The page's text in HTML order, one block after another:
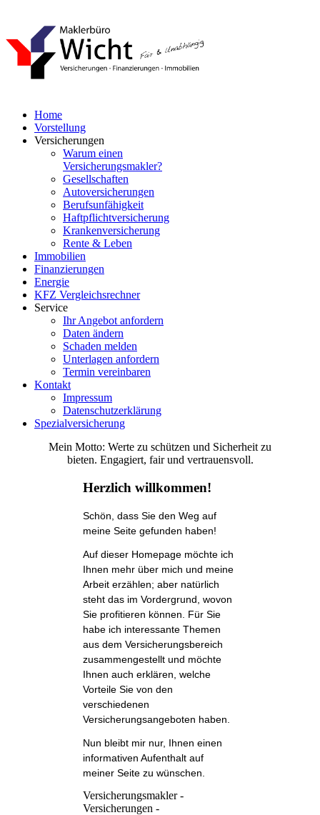
Home
Vorstellung
Versicherungen
Warum einen
Versicherungsmakler?
Gesellschaften
Autoversicherungen
Berufsunfähigkeit
Haftpflichtversicherung
Krankenversicherung
Rente & Leben
Immobilien
Finanzierungen
Energie
KFZ Vergleichsrechner
Service
Ihr Angebot anfordern
Daten ändern
Schaden melden
Unterlagen anfordern
Termin vereinbaren
Kontakt
Impressum
Datenschutzerklärung
Spezialversicherung
Mein Motto: Werte zu schützen und Sicherheit zu
bieten. Engagiert, fair und vertrauensvoll.
Herzlich willkommen!
Schön, dass Sie den Weg auf
meine Seite gefunden haben!
Auf dieser Homepage möchte ich
Ihnen mehr über mich und meine
Arbeit erzählen; aber natürlich
steht das im Vordergrund, wovon
Sie profitieren können. Für Sie
habe ich interessante Themen
aus dem Versicherungsbereich
zusammengestellt und möchte
Ihnen auch erklären, welche
Vorteile Sie von den
verschiedenen
Versicherungsangeboten haben.
Nun bleibt mir nur, Ihnen einen
informativen Aufenthalt auf
meiner Seite zu wünschen.
Versicherungsmakler -
Versicherungen -